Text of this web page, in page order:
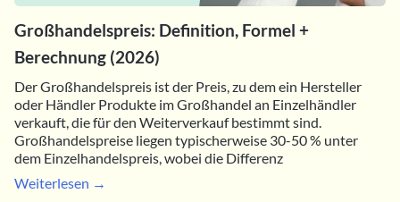
Großhandelspreis: Definition, Formel +
Berechnung (2026)
Der Großhandelspreis ist der Preis, zu dem ein Hersteller
oder Händler Produkte im Großhandel an Einzelhändler
verkauft, die für den Weiterverkauf bestimmt sind.
Großhandelspreise liegen typischerweise 30-50 % unter
dem Einzelhandelspreis, wobei die Differenz
Weiterlesen →